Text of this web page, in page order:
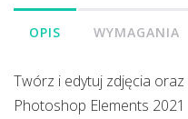
OPIS WYMAGANIA
Twórz i edytuj zdjęcia
Photoshop Elements